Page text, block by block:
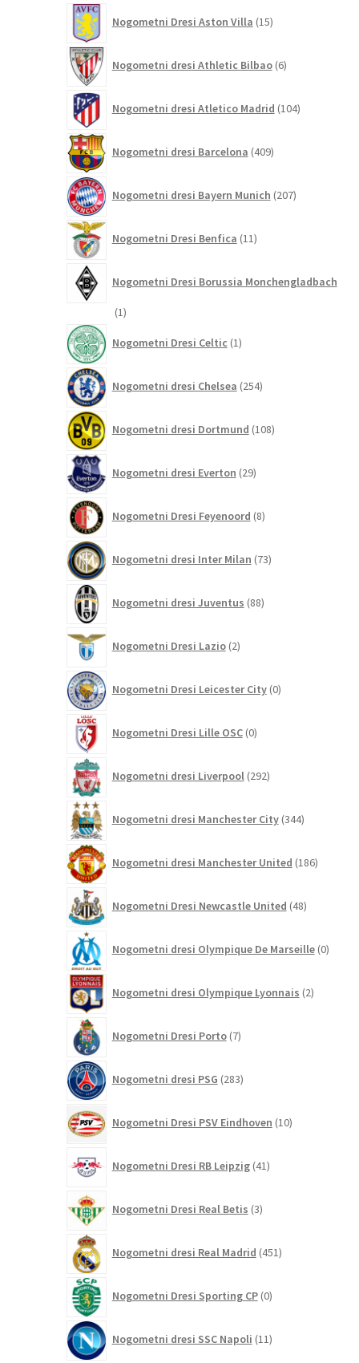
Nogometni Dresi Aston Villa 15izdelkov
Nogometni dresi Athletic Bilbao 6izdelkov
Nogometni dresi Atletico Madrid 104izdelki
Nogometni dresi Barcelona 409izdelkov
Nogometni dresi Bayern Munich 207izdelkov
Nogometni Dresi Benfica 11izdelkov
Nogometni Dresi Borussia Monchengladbach
11
Nogometni Dresi Celtic 1izdelek
Nogometni dresi Chelsea 254izdelkov
Nogometni dresi Dortmund 108izdelkov
Nogometni dresi Everton 29izdelkov
Nogometni Dresi Feyenoord 8izdelkov
Nogometni dresi Inter Milan 73izdelkov
Nogometni dresi Juventus 88izdelkov
Nogometni Dresi Lazio 2izdelka
Nogometni Dresi Leicester City 0izdelkov
Nogometni Dresi Lille OSC 0izdelkov
Nogometni dresi Liverpool 292izdelkov
Nogometni dresi Manchester City 344izdelkov
Nogometni dresi Manchester United 186izdelkov
Nogometni Dresi Newcastle United 48izdelkov
Nogometni dresi Olympique De Marseille 0
Nogometni dresi Olympique Lyonnais 2izdelka
Nogometni Dresi Porto 7izdelkov
Nogometni dresi PSG 283izdelkov
Nogometni Dresi PSV Eindhoven 10izdelkov
Nogometni Dresi RB Leipzig 41izdelkov
Nogometni Dresi Real Betis 3izdelki
Nogometni dresi Real Madrid 451izdelkov
Nogometni Dresi Sporting CP 0izdelkov
Nogometni dresi SSC Napoli 11izdelkov